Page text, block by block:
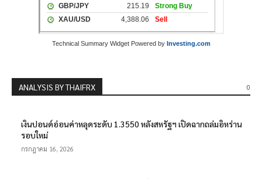
Technical Summary Widget Powered by Investing.com
0
ANALYSIS BY THAIFRX
เงินปอนด์อ่อนค่าหลุดระดับ 1.3550 หลังสหรัฐฯ เปิดฉากถล่มอิหร่าน
รอบใหม่
กรกฎาคม 16, 2026